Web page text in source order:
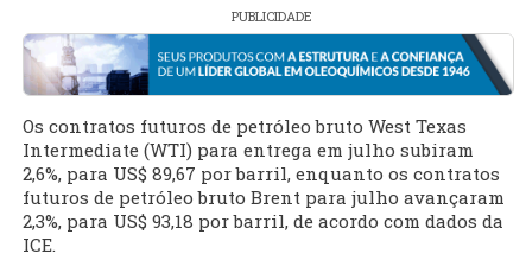
PUBLICIDADE
Os contratos futuros de petróleo bruto West Texas
Intermediate (WTI) para entrega em julho subiram
2,6%, para US$ 89,67 por barril, enquanto os contratos
futuros de petróleo bruto Brent para julho avançaram
2,3%, para US$ 93,18 por barril, de acordo com dados da
ICE.